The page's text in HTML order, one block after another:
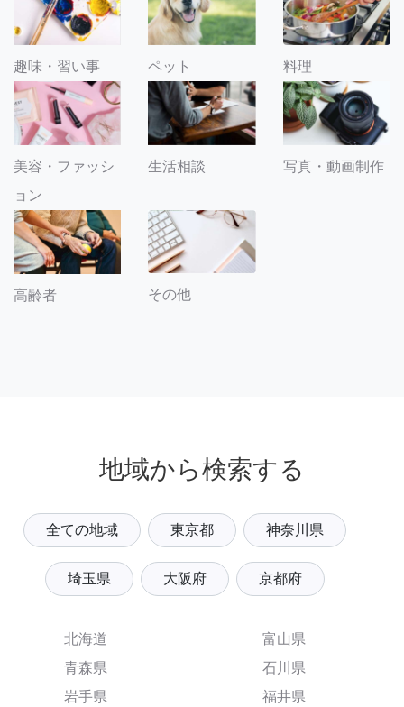
趣味・習い事 ペット 料理
美容・ファッシ
ョン
生活相談 写真・動画制作
高齢者 その他
地域から検索する
全ての地域 東京都 神奈川県
埼玉県 大阪府 京都府
北海道
青森県
岩手県
富山県
石川県
福井県